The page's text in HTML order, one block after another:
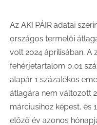
Az AKI PÁIR adatai
országos termelői
volt 2024 áprilisában. A
fehérjetartalom 0,01
alapár 1 százalékos
átlagára nem változott
márciusihoz képest, és
előző év azonos